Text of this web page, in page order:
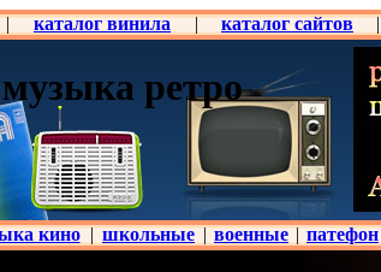
| каталог винила | каталог сайтов |
ретро
кино | школьные | военные | патефон